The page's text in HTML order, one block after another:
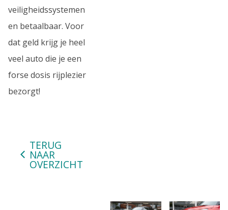
veiligheidssystemen
en betaalbaar. Voor
dat geld krijg je heel
veel auto die je een
forse dosis rijplezier
bezorgt!
TERUG
NAAR
OVERZICHT